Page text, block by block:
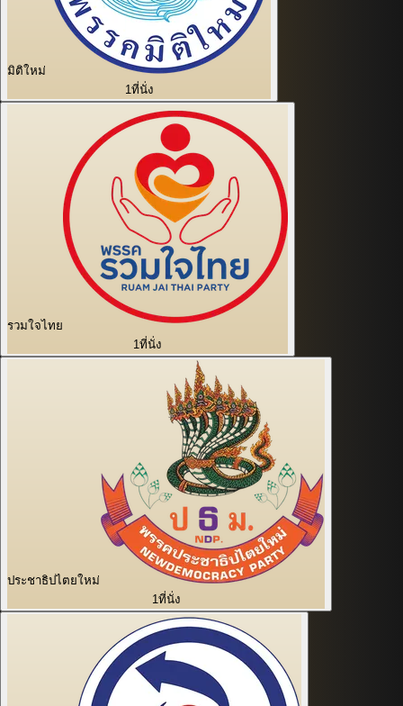
มิติใหม่
1ที่นั่ง
รวมใจไทย
1ที่นั่ง
ประชาธิปไตยใหม่
1ที่นั่ง